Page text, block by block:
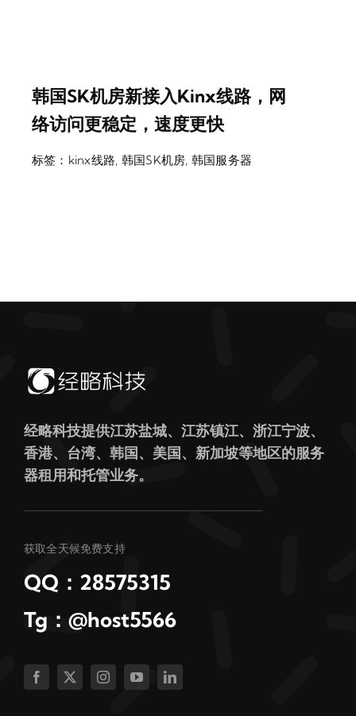
韩国SK机房新接入kinx线路，网
络访问更稳定，速度更快
标签： kinx线路, 韩国SK机房, 韩国服务器
经略科技提供江苏盐城、江苏镇江、浙江宁波、
香港、台湾、韩国、美国、新加坡等地区的服务
器租用和托管业务。
获取全天候免费支持
QQ：28575315
Tg：@host5566